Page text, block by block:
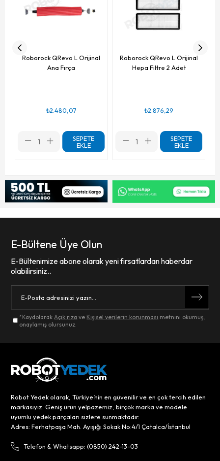
Roborock QRevo L Orijinal
Ana Fırça
₺2.480,07
SEPETE
EKLE
Roborock QRevo L Orijinal
Hepa Filtre 2 Adet
₺2.876,29
SEPETE
EKLE
E-Bültene Üye Olun
E-Bültenimize abone olarak yeni fırsatlardan haberdar
olabilirsiniz..
*Kaydolarak Açık rıza ve Kişisel verilerin korunması metnini okumuş,
onaylamış olursunuz.
Robot Yedek olarak, Türkiye’nin en güvenilir ve en çok tercih edilen
markasıyız. Geniş ürün yelpazemiz, birçok marka ve modele
uyumlu yedek parçaları sizlere sunmaktadır.
Adres: Ferhatpaşa Mah. Ayışığı Sokak No:4/1 Çatalca/İstanbul
Telefon & Whatsapp: (0850) 242-13-03